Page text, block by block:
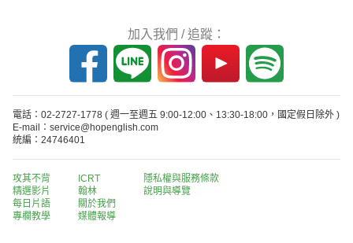
加入我們 / 追蹤：
電話：02-2727-1778 ( 週一至週五 9:00-12:00、13:30-18:00，國定假日除外 )
E-mail：service@hopenglish.com
統編：24746401
攻其不背
精選影片
每日片語
專欄教學
ICRT
翰林
關於我們
媒體報導
隱私權與服務條款
說明與導覽